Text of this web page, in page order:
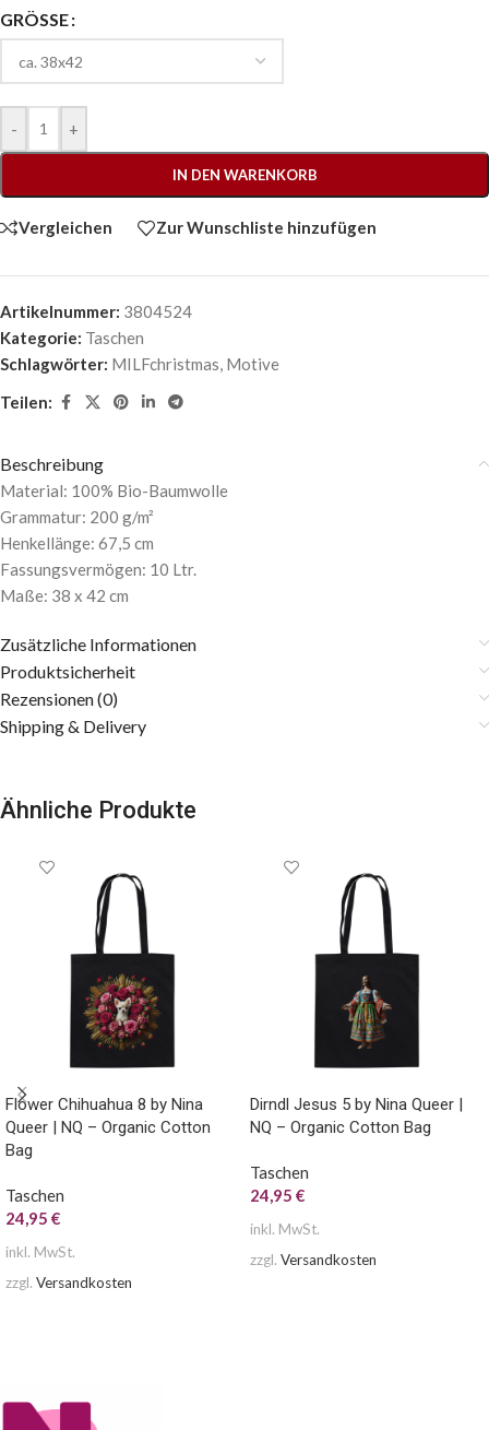
GRÖSSE
- +
IN DEN WARENKORB
Vergleichen Zur Wunschliste hinzufügen
Artikelnummer: 3804524
Kategorie: Taschen
Schlagwörter: MILFchristmas, Motive
Teilen:
Beschreibung
Material: 100% Bio-Baumwolle
Grammatur: 200 g/m²
Henkellänge: 67,5 cm
Fassungsvermögen: 10 Ltr.
Maße: 38 x 42 cm
Zusätzliche Informationen
Produktsicherheit
Rezensionen (0)
Shipping & Delivery
Ähnliche Produkte
Flower Chihuahua 8 by Nina
Queer | NQ – Organic Cotton
Bag
Taschen
24,95 €
inkl. MwSt.
zzgl. Versandkosten
Dirndl Jesus 5 by Nina Queer |
NQ – Organic Cotton Bag
Taschen
24,95 €
inkl. MwSt.
zzgl. Versandkosten